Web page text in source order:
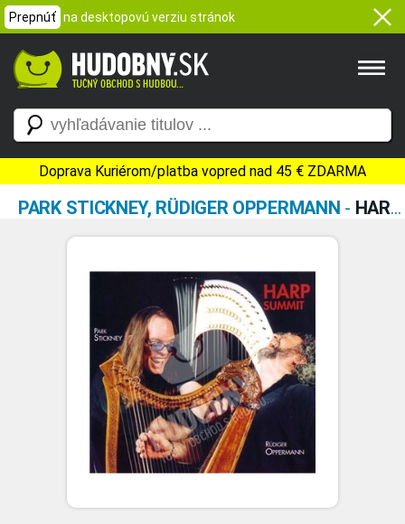
Prepnúť na desktopovú verziu stránok
Doprava Kuriérom/platba vopred nad 45 € ZDARMA
PARK STICKNEY, RÜDIGER OPPERMANN - HARP SUMMIT